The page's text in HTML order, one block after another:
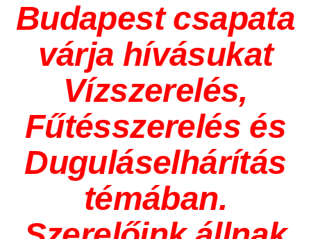
Budapest csapata
várja hívásukat
Vízszerelés,
Fűtésszerelés és
Duguláselhárítás
témában.